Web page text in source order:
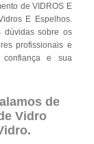
de VIDROS E
E Espelhos.
dúvidas sobre os
profissionais e
confiança e sua
de
Vidro